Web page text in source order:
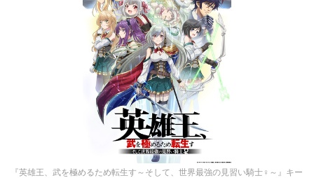
『英雄王、武を極めるため転生す～そして、世界最強の見習い騎士♀～』キー